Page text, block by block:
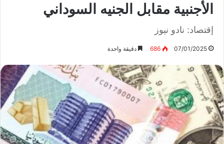
الأجنبية مقابل الجنيه السوداني
إقتصاد: نادو نيوز
07/01/2025
686 دقيقة واحدة